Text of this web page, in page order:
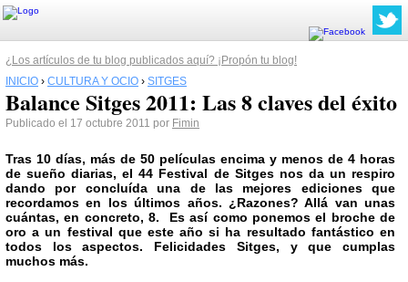
¿Los artículos de tu blog publicados aquí? ¡Propón tu blog!
INICIO › CULTURA Y OCIO › SITGES
Balance Sitges 2011: Las 8 claves del éxito
Publicado el 17 octubre 2011 por Fimin
Tras 10 días, más de 50 películas encima y menos de 4 horas
de sueño diarias, el44 Festival de Sitgesnos da un respiro
dando por concluída una de las mejores ediciones que
recordamos en los últimos años. ¿Razones? Allá van unas
cuántas, en concreto, 8. Es así como ponemos el broche de
oro a un festival que este año si ha resultado fantástico en
todos los aspectos. Felicidades Sitges, y que cumplas
muchos más.